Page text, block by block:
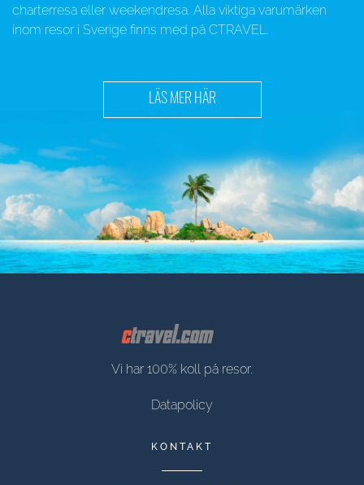
charterresa eller weekendresa. Alla viktiga varumärken
inom resor i Sverige finns med på CTRAVEL.
LÄS MER HÄR
Vi har 100% koll på resor.
Datapolicy
KONTAKT